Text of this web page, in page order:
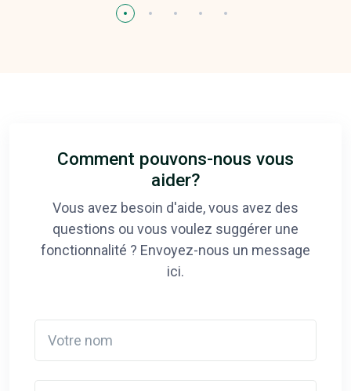
Comment pouvons-nous vous
aider?
Vous avez besoin d'aide, vous avez des
questions ou vous voulez suggérer une
fonctionnalité ? Envoyez-nous un message
ici.